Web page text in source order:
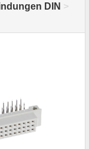
DIN >